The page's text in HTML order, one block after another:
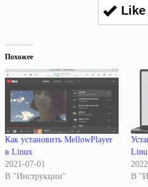
Like
Похожее
Как установить MellowPlayer
в Linux
2021-07-01
В "Инструкции"
В